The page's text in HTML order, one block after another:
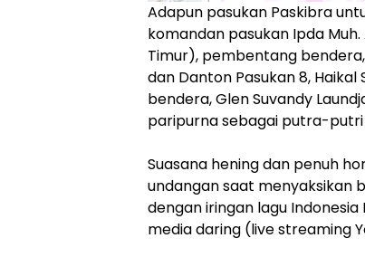
‎‎Adapun pasukan Paskibra
komandan pasukan Ipda
Timur), pembentang
dan Danton Pasukan 8,
bendera, Glen Suvandy
paripurna sebagai putra-putri
‎Suasana hening dan penuh
undangan saat menyaksikan
dengan iringan lagu
media daring (live streaming